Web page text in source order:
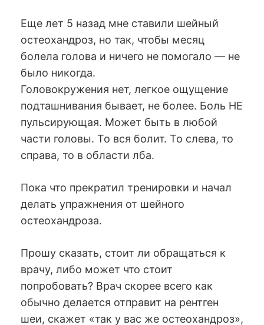
Еще лет 5 назад мне ставили шейный
остеохандроз, но так, чтобы месяц
болела голова и ничего не помогало — не
было никогда.
Головокружения нет, легкое ощущение
подташнивания бывает, не более. Боль НЕ
пульсирующая. Может быть в любой
части головы. То вся болит. То слева, то
справа, то в области лба.
Пока что прекратил тренировки и начал
делать упражнения от шейного
остеохандроза.
Прошу сказать, стоит ли обращаться к
врачу, либо может что стоит
попробовать? Врач скорее всего как
обычно делается отправит на рентген
шеи, скажет «так у вас же остеохандроз»,